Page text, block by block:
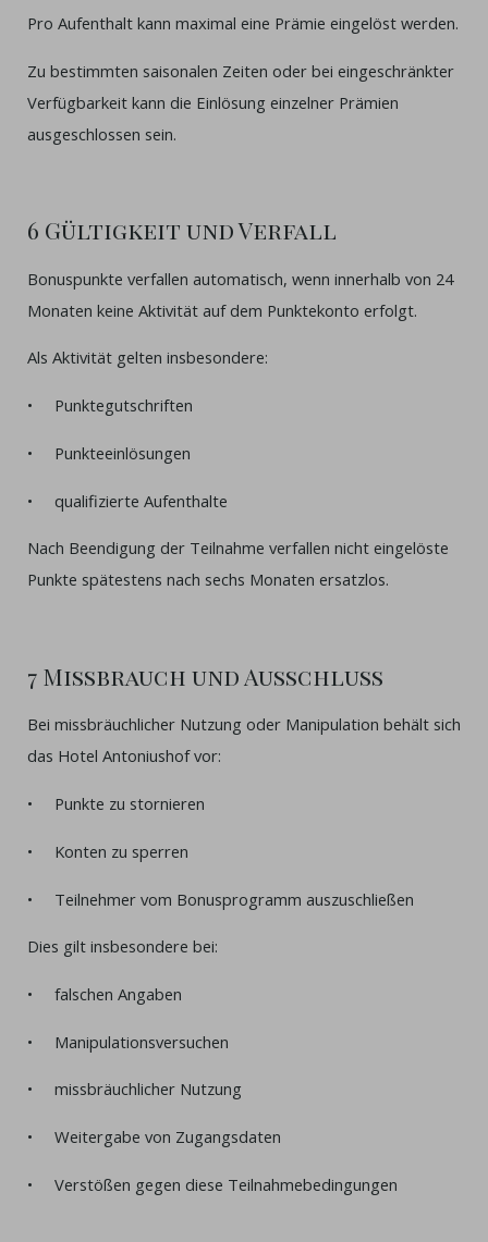
Pro Aufenthalt kann maximal eine Prämie eingelöst werden.
Zu bestimmten saisonalen Zeiten oder bei eingeschränkter
Verfügbarkeit kann die Einlösung einzelner Prämien
ausgeschlossen sein.
6 Gültigkeit und Verfall
Bonuspunkte verfallen automatisch, wenn innerhalb von 24
Monaten keine Aktivität auf dem Punktekonto erfolgt.
Als Aktivität gelten insbesondere:
• Punktegutschriften
• Punkteeinlösungen
• qualifizierte Aufenthalte
Nach Beendigung der Teilnahme verfallen nicht eingelöste
Punkte spätestens nach sechs Monaten ersatzlos.
7 Missbrauch und Ausschluss
Bei missbräuchlicher Nutzung oder Manipulation behält sich
das Hotel Antoniushof vor:
• Punkte zu stornieren
• Konten zu sperren
• Teilnehmer vom Bonusprogramm auszuschließen
Dies gilt insbesondere bei:
• falschen Angaben
• Manipulationsversuchen
• missbräuchlicher Nutzung
• Weitergabe von Zugangsdaten
• Verstößen gegen diese Teilnahmebedingungen